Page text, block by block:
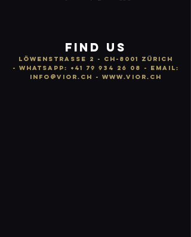
FIND US
LÖWENSTRASSE 2 - CH-8001 ZÜRICH
- WhatsApp: +41 79 934 26 08
- email:
info @vior.ch - www.vior.ch